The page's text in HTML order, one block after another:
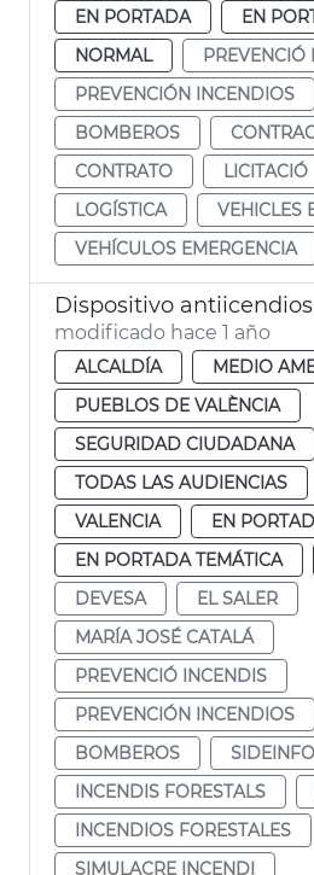
EN PORTADA
EN
NORMAL
PREVENCIÓ
PREVENCIÓN INCENDIOS
BOMBEROS
CONTRATO
LICITACIÓ
LOGÍSTICA
VEHICLES
VEHÍCULOS EMERGENCIA
modificado hace 1 año
ALCALDÍA
MEDIO
PUEBLOS DE VALÈNCIA
SEGURIDAD CIUDADANA
TODAS LAS AUDIENCIAS
VALENCIA
EN
EN PORTADA TEMÁTICA
DEVESA
EL SALER
MARÍA JOSÉ CATALÁ
PREVENCIÓ INCENDIS
PREVENCIÓN INCENDIOS
BOMBEROS
SIDEINFO
INCENDIS FORESTALS
INCENDIOS FORESTALES
SIMULACRE INCENDI